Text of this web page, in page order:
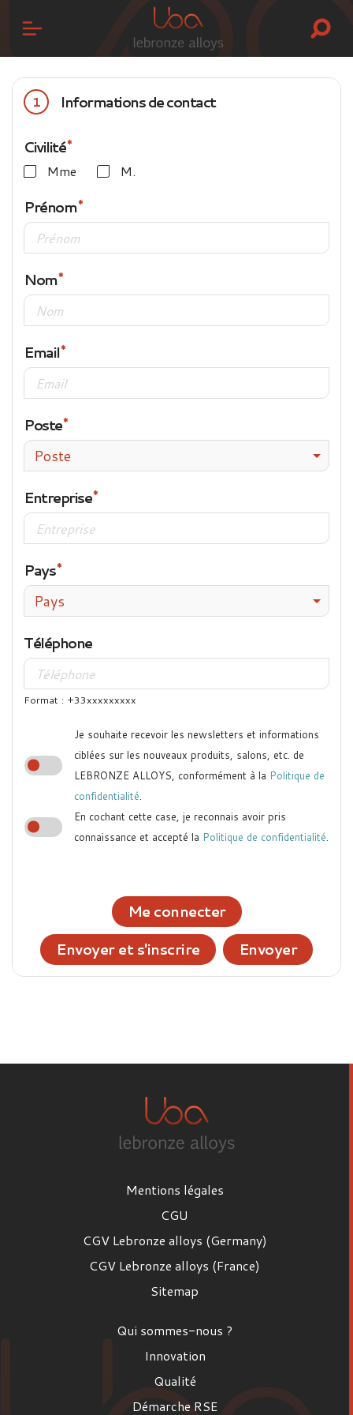
1 Informations de contact
Civilité
Mme M.
Prénom
Nom
Email
Poste
Poste
Entreprise
Pays
Pays
Téléphone
Format : +33xxxxxxxxx
Je souhaite recevoir les newsletters et informations
ciblées sur les nouveaux produits, salons, etc. de
LEBRONZE ALLOYS, conformément à la Politique de
confidentialité.
En cochant cette case, je reconnais avoir pris
connaissance et accepté la Politique de confidentialité.
Me connecter
Envoyer et s'inscrire
Envoyer
Mentions légales
CGU
CGV Lebronze alloys (Germany)
CGV Lebronze alloys (France)
Sitemap
Qui sommes-nous ?
Innovation
Qualité
Démarche RSE